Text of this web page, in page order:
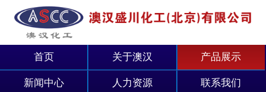
首页 关于澳汉 产品展示
新闻中心 人力资源 联系我们